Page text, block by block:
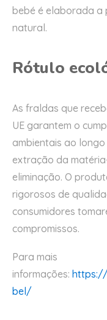
bebé é elaborada a
natural.
Rótulo
As fraldas que
UE garantem o
ambientais ao
extração da
eliminação. O
rigorosos de
consumidores
compromissos.
Para mais
informações:
bel/